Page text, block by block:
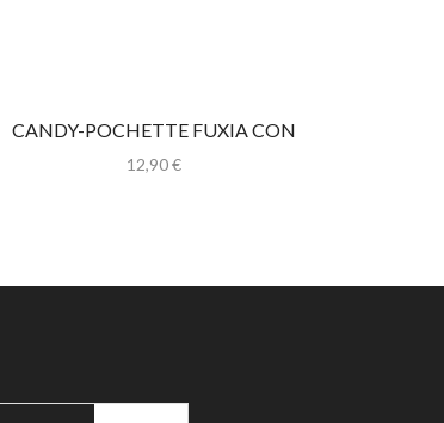
CANDY-POCHETTE FUXIA CON
CATENINA
12,90€